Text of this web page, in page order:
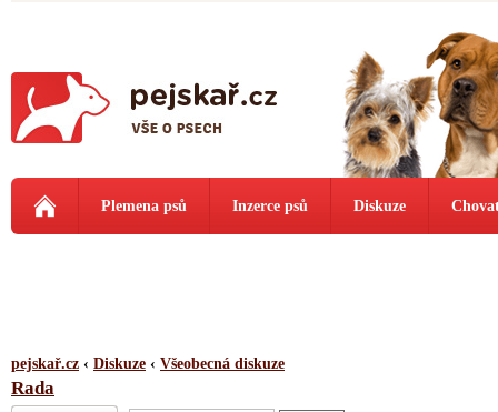
Plemena psů Inzerce psů Diskuze
pejskař.cz ‹ Diskuze ‹ Všeobecná diskuze
Rada